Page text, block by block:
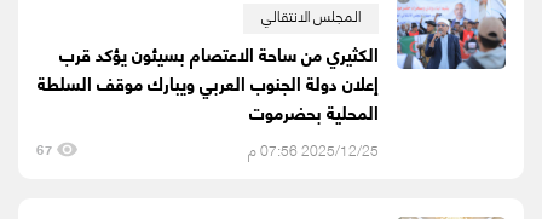
المجلس الانتقالي
الكثيري من ساحة الاعتصام بسيئون يؤكد قرب
إعلان دولة الجنوب العربي ويبارك موقف السلطة
المحلية بحضرموت
2025/12/25 07:56 م 67